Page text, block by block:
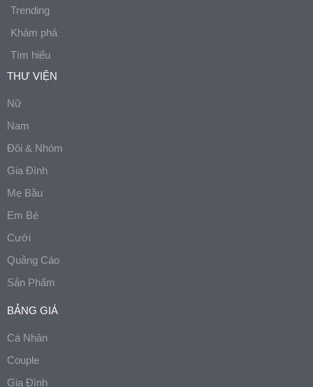
Trending
Khám phá
Tìm hiểu
THƯ VIỆN
Nữ
Nam
Đôi & Nhóm
Gia Đình
Mẹ Bầu
Em Bé
Cưới
Quảng Cáo
Sản Phẩm
BẢNG GIÁ
Cá Nhân
Couple
Gia Đình